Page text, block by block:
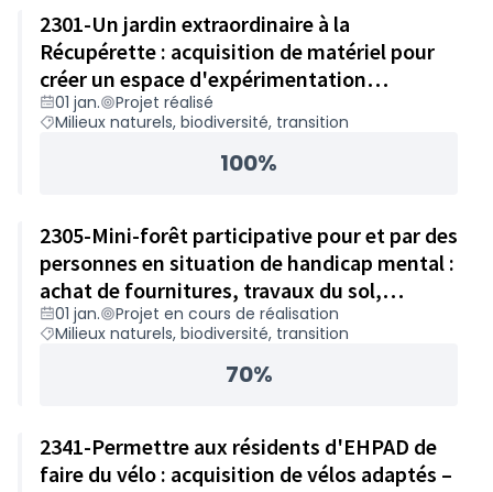
2301-Un jardin extraordinaire à la
Récupérette : acquisition de matériel pour
créer un espace d'expérimentation
permaculturel et ateliers biodiversité – 24
863€
01 jan.
Projet réalisé
Milieux naturels, biodiversité, transition
100%
2305-Mini-forêt participative pour et par des
personnes en situation de handicap mental :
achat de fournitures, travaux du sol,
accompagnement – 24 984€
01 jan.
Projet en cours de réalisation
Milieux naturels, biodiversité, transition
70%
2341-Permettre aux résidents d'EHPAD de
faire du vélo : acquisition de vélos adaptés –